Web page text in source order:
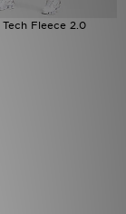
Fleece 2.0